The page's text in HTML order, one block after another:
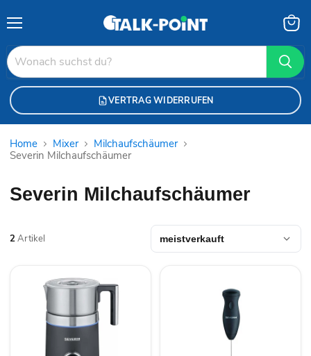
VERTRAG WIDERRUFEN
Home Mixer
Milchaufschäumer
Severin Milchaufschäumer
Severin Milchaufschäumer
2Artikel